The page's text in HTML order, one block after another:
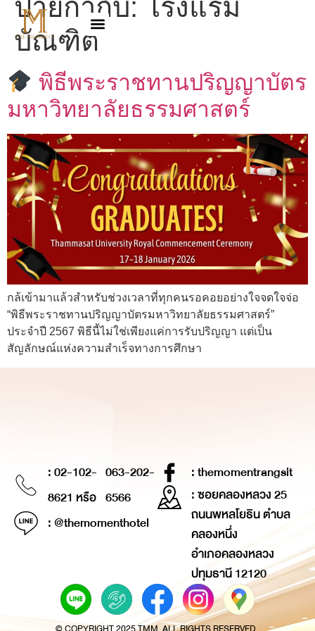
ป้ายกำกับ: โรงแรม
บัณฑิต
พิธีพระราชทานปริญญาบัตร
มหาวิทยาลัยธรรมศาสตร์
กล้เข้ามาแล้วสำหรับช่วงเวลาที่ทุกคนรอคอยอย่างใจจดใจจ่อ
“พิธีพระราชทานปริญญาบัตรมหาวิทยาลัยธรรมศาสตร์”
ประจำปี 2567 พิธีนี้ไม่ใช่เพียงแค่การรับปริญญา แต่เป็น
สัญลักษณ์แห่งความสำเร็จทางการศึกษา
: 02-102-
8621 หรือ
063-202-
6566
: @themomenthotel
: themomentrangsit
: ซอยคลองหลวง 25
ถนนพหลโยธิน ตำบล
คลองหนึ่ง
อำเภอคลองหลวง
ปทุมธานี 12120